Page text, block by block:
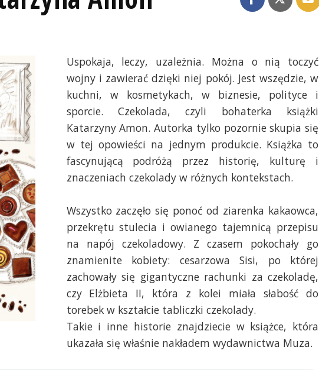
Uspokaja, leczy, uzależnia. Można o nią toczyć
wojny i zawierać dzięki niej pokój. Jest wszędzie, w
kuchni, w kosmetykach, w biznesie, polityce i
sporcie. Czekolada, czyli bohaterka książki
Katarzyny Amon. Autorka tylko pozornie skupia się
w tej opowieści na jednym produkcie. Książka to
fascynującą podróżą przez historię, kulturę i
znaczeniach czekolady w różnych kontekstach.
Wszystko zaczęło się ponoć od ziarenka kakaowca,
przekrętu stulecia i owianego tajemnicą przepisu
na napój czekoladowy. Z czasem pokochały go
znamienite kobiety: cesarzowa Sisi, po której
zachowały się gigantyczne rachunki za czekoladę,
czy Elżbieta II, która z kolei miała słabość do
torebek w kształcie tabliczki czekolady.
Takie i inne historie znajdziecie w książce, która
ukazała się właśnie nakładem wydawnictwa Muza.